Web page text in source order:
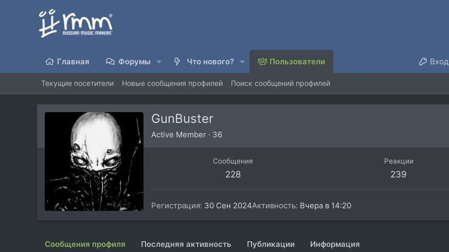
Главная Форумы Что нового? Пользователи Вход
Текущие посетители Новые сообщения профилей Поиск сообщений профилей
GunBuster
Active Member · 36
Сообщения
228
Реакции
239
Регистрация 30 Сен 2024Активность Вчера в 14:20
Сообщения профиля Последняя активность Публикации Информация